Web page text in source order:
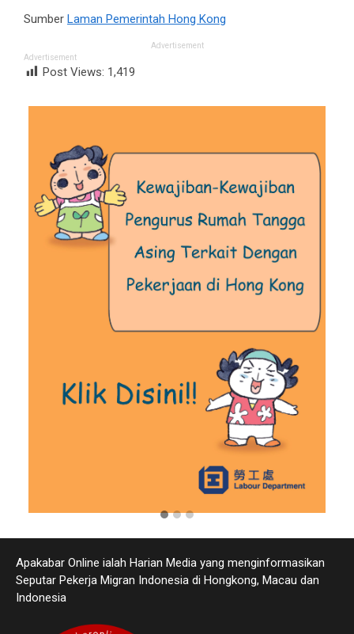
Sumber Laman Pemerintah Hong Kong
Advertisement
Advertisement
Post Views: 1,419
Apakabar Online ialah Harian Media yang menginformasikan
Seputar Pekerja Migran Indonesia di Hongkong, Macau dan
Indonesia